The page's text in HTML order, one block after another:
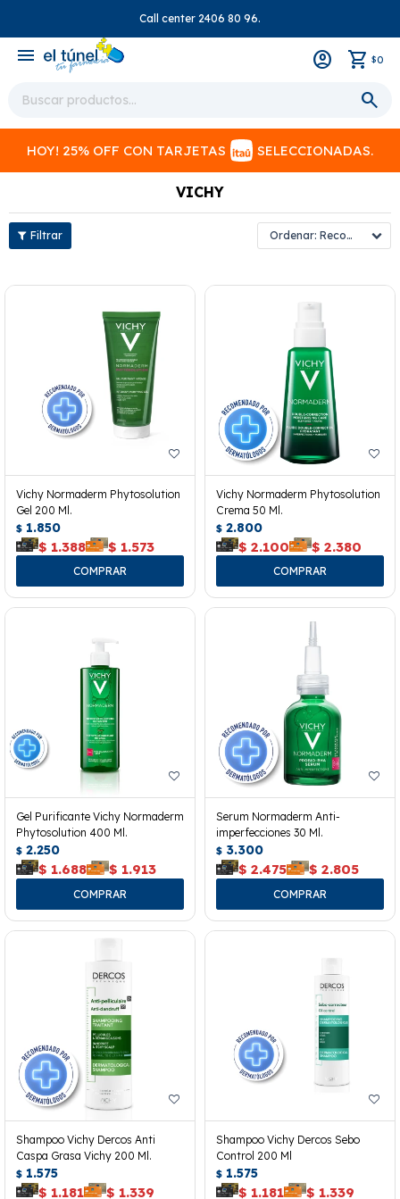
Call center 2406 80 96.
menu $0
HOY! 25% OFF CON TARJETAS SELECCIONADAS.
VICHY
Recomendados
Vichy Normaderm Phytosolution
Gel 200 Ml.
$ 1.850
$ 1.388 $ 1.573
Vichy Normaderm Phytosolution
Crema 50 Ml.
$ 2.800
$ 2.100 $ 2.380
Gel Purificante Vichy Normaderm
Phytosolution 400 Ml.
$ 2.250
$ 1.688 $ 1.913
Serum Normaderm Anti-
imperfecciones 30 Ml.
$ 3.300
$ 2.475 $ 2.805
Shampoo Vichy Dercos Anti
Caspa Grasa Vichy 200 Ml.
$ 1.575
$ 1.181 $ 1.339
Shampoo Vichy Dercos Sebo
Control 200 Ml
$ 1.575
$ 1.181 $ 1.339
close